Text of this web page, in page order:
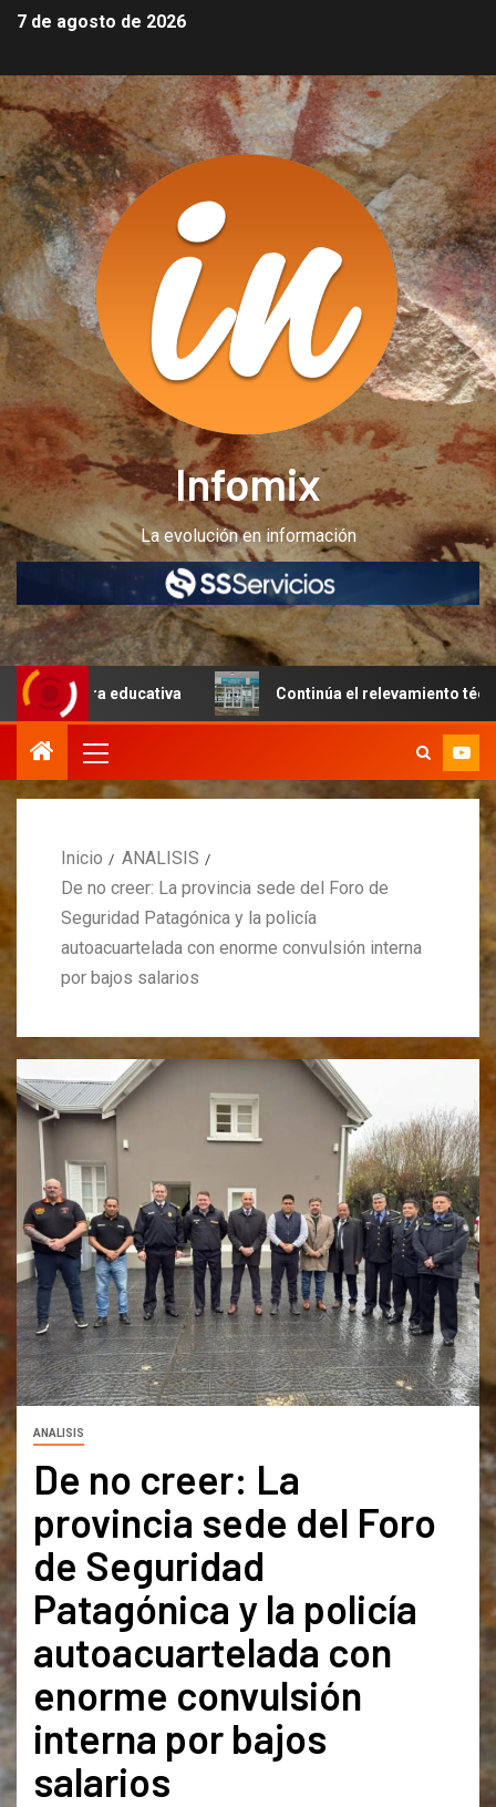
7 de agosto de 2026
Infomix
La evolución en información
educativa Continúa el relevamiento técnico en
Inicio
ANALISIS
De no creer: La provincia sede del Foro de
Seguridad Patagónica y la policía
autoacuartelada con enorme convulsión interna
por bajos salarios
ANALISIS
De no creer: La
provincia sede del Foro
de Seguridad
Patagónica y la policía
autoacuartelada con
enorme convulsión
interna por bajos
salarios